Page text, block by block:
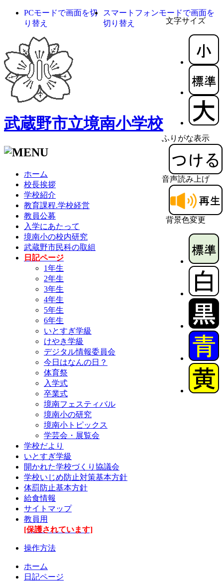
文字サイズ
ふりがな表示
音声読み上げ
背景色変更
PCモードで画面を切
り替え
スマートフォンモードで画面を
切り替え
武蔵野市立境南小学校
ホーム
校長挨拶
学校紹介
教育課程.学校経営
教員公募
入学にあたって
境南小の校内研究
武蔵野市民科の取組
日記ページ
1年生
2年生
3年生
4年生
5年生
6年生
いとすぎ学級
けやき学級
デジタル情報委員会
今日はなんの日？
体育祭
入学式
卒業式
境南フェスティバル
境南小の研究
境南小トピックス
学芸会・展覧会
学校だより
いとすぎ学級
開かれた学校づくり協議会
学校いじめ防止対策基本方針
体罰防止基本方針
給食情報
サイトマップ
教員用
[保護されています]
操作方法
ホーム
日記ページ